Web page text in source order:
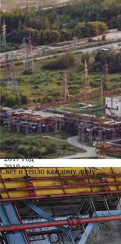
Свет и тепло каждому дому
Архив
Все годы
2002 год
2003 год
2004 год
2005 год
2006 год
2007 год
2008 год
2009 год
2010 год
2011 год
2012 год
2013 год
2014 год
2015 год
2016 год
2017 год
2018 год
2019 год
2020 год
2021 год
2022 год
2023 год
2024 год
2025 год
2026 год